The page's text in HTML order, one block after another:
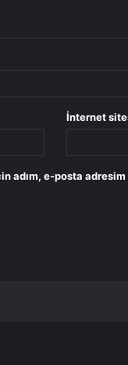
İnternet
adım, e-posta